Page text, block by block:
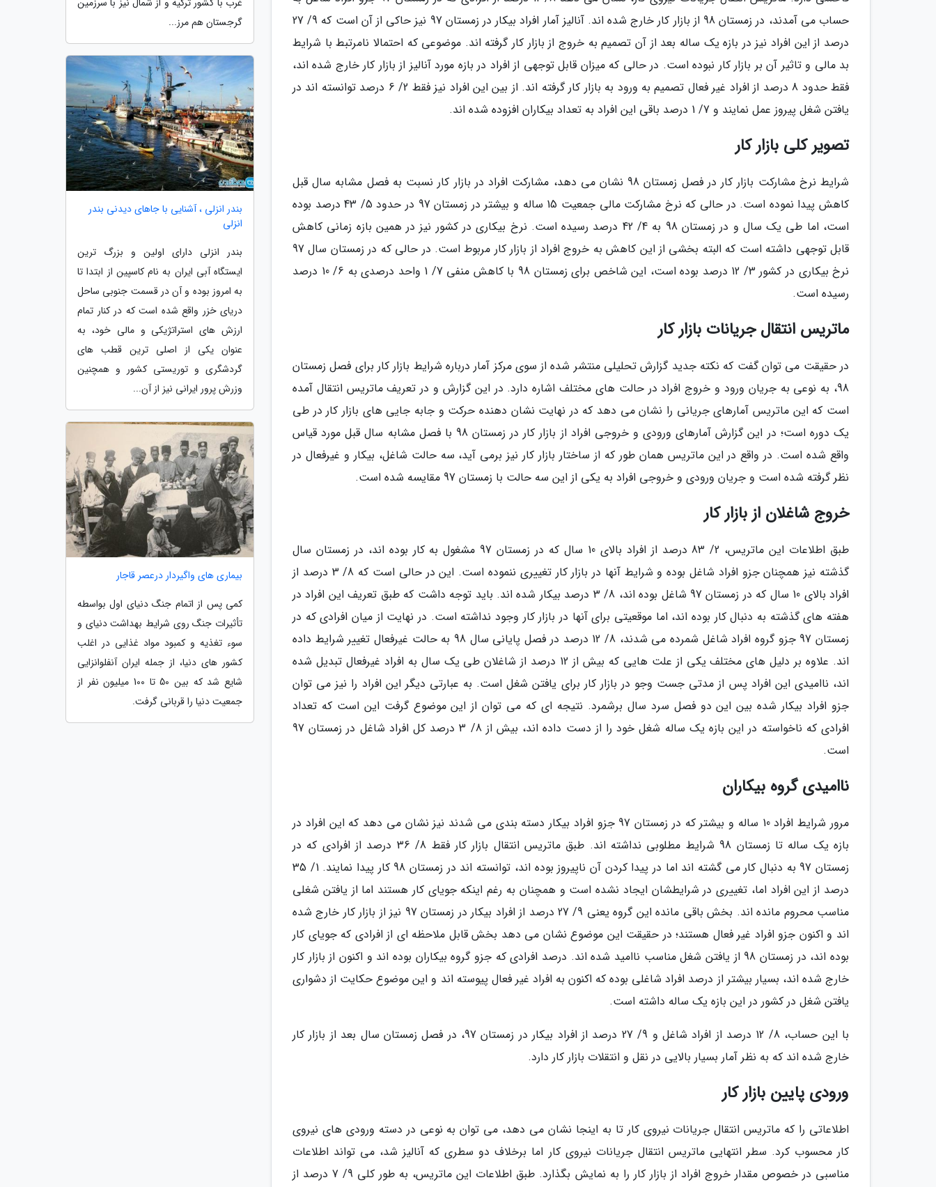
حساب می آمدند، در زمستان 98 از بازار کار خارج شده اند. آنالیز آمار افراد بیکار در زمستان 97 نیز حاکی از آن است که 9/ 27
درصد از این افراد نیز در بازه یک ساله بعد از آن تصمیم به خروج از بازار کار گرفته اند. موضوعی که احتمالا نامرتبط با شرایط
بد مالی و تاثیر آن بر بازار کار نبوده است. در حالی که میزان قابل توجهی از افراد در بازه مورد آنالیز از بازار کار خارج شده اند،
فقط حدود 8 درصد از افراد غیر فعال تصمیم به ورود به بازار کار گرفته اند. از بین این افراد نیز فقط 2/ 6 درصد توانسته اند در
یافتن شغل پیروز عمل نمایند و 7/ 1 درصد باقی این افراد به تعداد بیکاران افزوده شده اند.
تصویر کلی بازار کار
شرایط نرخ مشارکت بازار کار در فصل زمستان 98 نشان می دهد، مشارکت افراد در بازار کار نسبت به فصل مشابه سال قبل
کاهش پیدا نموده است. در حالی که نرخ مشارکت مالی جمعیت 15 ساله و بیشتر در زمستان 97 در حدود 5/ 43 درصد بوده
است، اما طی یک سال و در زمستان 98 به 4/ 42 درصد رسیده است. نرخ بیکاری در کشور نیز در همین بازه زمانی کاهش
قابل توجهی داشته است که البته بخشی از این کاهش به خروج افراد از بازار کار مربوط است. در حالی که در زمستان سال 97
نرخ بیکاری در کشور 3/ 12 درصد بوده است، این شاخص برای زمستان 98 با کاهش منفی 7/ 1 واحد درصدی به 6/ 10 درصد
رسیده است.
ماتریس انتقال جریانات بازار کار
در حقیقت می توان گفت که نکته جدید گزارش تحلیلی منتشر شده از سوی مرکز آمار درباره شرایط بازار کار برای فصل زمستان
98، به نوعی به جریان ورود و خروج افراد در حالت های مختلف اشاره دارد. در این گزارش و در تعریف ماتریس انتقال آمده
است که این ماتریس آمارهای جریانی را نشان می دهد که در نهایت نشان دهنده حرکت و جابه جایی های بازار کار در طی
یک دوره است؛ در این گزارش آمارهای ورودی و خروجی افراد از بازار کار در زمستان 98 با فصل مشابه سال قبل مورد قیاس
واقع شده است. در واقع در این ماتریس همان طور که از ساختار بازار کار نیز برمی آید، سه حالت شاغل، بیکار و غیرفعال در
نظر گرفته شده است و جریان ورودی و خروجی افراد به یکی از این سه حالت با زمستان 97 مقایسه شده است.
خروج شاغلان از بازار کار
طبق اطلاعات این ماتریس، 2/ 83 درصد از افراد بالای 10 سال که در زمستان 97 مشغول به کار بوده اند، در زمستان سال
گذشته نیز همچنان جزو افراد شاغل بوده و شرایط آنها در بازار کار تغییری ننموده است. این در حالی است که 8/ 3 درصد از
افراد بالای 10 سال که در زمستان 97 شاغل بوده اند، 8/ 3 درصد بیکار شده اند. باید توجه داشت که طبق تعریف این افراد در
هفته های گذشته به دنبال کار بوده اند، اما موقعیتی برای آنها در بازار کار وجود نداشته است. در نهایت از میان افرادی که در
زمستان 97 جزو گروه افراد شاغل شمرده می شدند، 8/ 12 درصد در فصل پایانی سال 98 به حالت غیرفعال تغییر شرایط داده
اند. علاوه بر دلیل های مختلف یکی از علت هایی که بیش از 12 درصد از شاغلان طی یک سال به افراد غیرفعال تبدیل شده
اند، ناامیدی این افراد پس از مدتی جست وجو در بازار کار برای یافتن شغل است. به عبارتی دیگر این افراد را نیز می توان
جزو افراد بیکار شده بین این دو فصل سرد سال برشمرد. نتیجه ای که می توان از این موضوع گرفت این است که تعداد
افرادی که ناخواسته در این بازه یک ساله شغل خود را از دست داده اند، بیش از 8/ 3 درصد کل افراد شاغل در زمستان 97
است.
ناامیدی گروه بیکاران
مرور شرایط افراد 10 ساله و بیشتر که در زمستان 97 جزو افراد بیکار دسته بندی می شدند نیز نشان می دهد که این افراد در
بازه یک ساله تا زمستان 98 شرایط مطلوبی نداشته اند. طبق ماتریس انتقال بازار کار فقط 8/ 36 درصد از افرادی که در
زمستان 97 به دنبال کار می گشته اند اما در پیدا کردن آن ناپیروز بوده اند، توانسته اند در زمستان 98 کار پیدا نمایند. 1/ 35
درصد از این افراد اما، تغییری در شرایطشان ایجاد نشده است و همچنان به رغم اینکه جویای کار هستند اما از یافتن شغلی
مناسب محروم مانده اند. بخش باقی مانده این گروه یعنی 9/ 27 درصد از افراد بیکار در زمستان 97 نیز از بازار کار خارج شده
اند و اکنون جزو افراد غیر فعال هستند؛ در حقیقت این موضوع نشان می دهد بخش قابل ملاحظه ای از افرادی که جویای کار
بوده اند، در زمستان 98 از یافتن شغل مناسب ناامید شده اند. درصد افرادی که جزو گروه بیکاران بوده اند و اکنون از بازار کار
خارج شده اند، بسیار بیشتر از درصد افراد شاغلی بوده که اکنون به افراد غیر فعال پیوسته اند و این موضوع حکایت از دشواری
یافتن شغل در کشور در این بازه یک ساله داشته است.
با این حساب، 8/ 12 درصد از افراد شاغل و 9/ 27 درصد از افراد بیکار در زمستان 97، در فصل زمستان سال بعد از بازار کار
خارج شده اند که به نظر آمار بسیار بالایی در نقل و انتقلات بازار کار دارد.
ورودی پایین بازار کار
اطلاعاتی را که ماتریس انتقال جریانات نیروی کار تا به اینجا نشان می دهد، می توان به نوعی در دسته ورودی های نیروی
کار محسوب کرد. سطر انتهایی ماتریس انتقال جریانات نیروی کار اما برخلاف دو سطری که آنالیز شد، می تواند اطلاعات
مناسبی در خصوص مقدار خروج افراد از بازار کار را به نمایش بگذارد. طبق اطلاعات این ماتریس، به طور کلی 9/ 7 درصد از
گرجستان هم مرز...
بندر انزلی ، آشنایی با جاهای دیدنی بندر
انزلی
بندر انزلی دارای اولین و بزرگ ترین
ایستگاه آبی ایران به نام کاسپین از ابتدا تا
به امروز بوده و آن در قسمت جنوبی ساحل
دریای خزر واقع شده است که در کنار تمام
ارزش های استراتژیکی و مالی خود، به
عنوان یکی از اصلی ترین قطب های
گردشگری و توریستی کشور و همچنین
وزرش پرور ایرانی نیز از آن...
بیماری های واگیردار درعصر قاجار
کمی پس از اتمام جنگ دنیای اول بواسطه
تأثیرات جنگ روی شرایط بهداشت دنیای و
سوء تغذیه و کمبود مواد غذایی در اغلب
کشور های دنیا، از جمله ایران آنفلوانزایی
شایع شد که بین 50 تا 100 میلیون نفر از
جمعیت دنیا را قربانی گرفت.